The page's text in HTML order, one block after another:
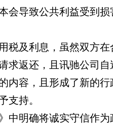
会导致公共利益受到
税及利息，虽然双方
求返还，且讯驰公司
内容，且形成了新的
支持。
中明确将诚实守信作